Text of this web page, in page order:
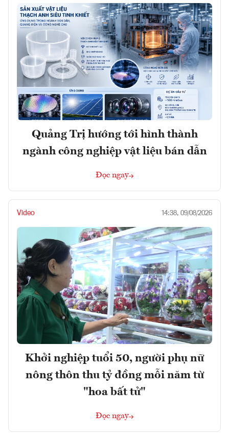
Quảng Trị hướng tới hình thành
ngành công nghiệp vật liệu bán dẫn
Đọc ngay
Video 14:38, 09/08/2026
Khởi nghiệp tuổi 50, người phụ nữ
nông thôn thu tỷ đồng mỗi năm từ
"hoa bất tử"
Đọc ngay